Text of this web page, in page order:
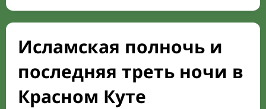
Исламская полночь и
последняя треть ночи в
Красном Куте